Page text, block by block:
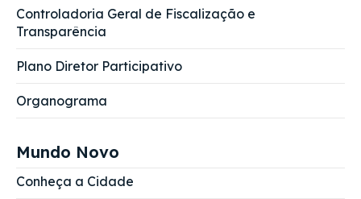
Controladoria Geral de Fiscalização e
Transparência
Plano Diretor Participativo
Organograma
Mundo Novo
Conheça a Cidade